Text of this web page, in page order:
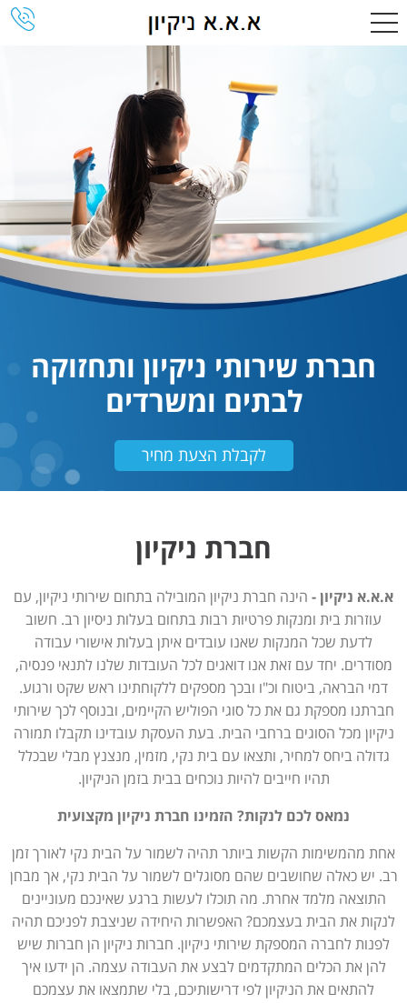
חברת שירותי ניקיון ותחזוקה
לבתים ומשרדים
לקבלת הצעת מחיר
חברת ניקיון
א.א.א ניקיון - הינה חברת ניקיון המובילה בתחום שירותי ניקיון, עם
עוזרות בית ומנקות פרטיות רבות בתחום בעלות ניסיון רב. חשוב
לדעת שכל המנקות שאנו עובדים איתן בעלות אישורי עבודה
מסודרים. יחד עם זאת אנו דואגים לכל העובדות שלנו לתנאי פנסיה,
דמי הבראה, ביטוח וכ"ו ובכך מספקים ללקוחתינו ראש שקט ורגוע.
חברתנו מספקת גם את כל סוגי הפוליש הקיימים, ובנוסף לכך שירותי
ניקיון מכל הסוגים ברחבי הבית. בעת העסקת עובדינו תקבלו תמורה
גדולה ביחס למחיר, ותצאו עם בית נקי, מזמין, מנצנץ מבלי שבכלל
תהיו חייבים להיות נוכחים בבית בזמן הניקיון.
נמאס לכם לנקות? הזמינו חברת ניקיון מקצועית
אחת מהמשימות הקשות ביותר תהיה לשמור על הבית נקי לאורך זמן
רב. יש כאלה שחושבים שהם מסוגלים לשמור על הבית נקי, אך מבחן
התוצאה מלמד אחרת. מה תוכלו לעשות ברגע שאינכם מעוניינים
לנקות את הבית בעצמכם? האפשרות היחידה שניצבת לפניכם תהיה
לפנות לחברה המספקת שירותי ניקיון. חברות ניקיון הן חברות שיש
להן את הכלים המתקדמים לבצע את העבודה עצמה. הן ידעו איך
להתאים את הניקיון לפי דרישותיכם, בלי שתמצאו את עצמכם